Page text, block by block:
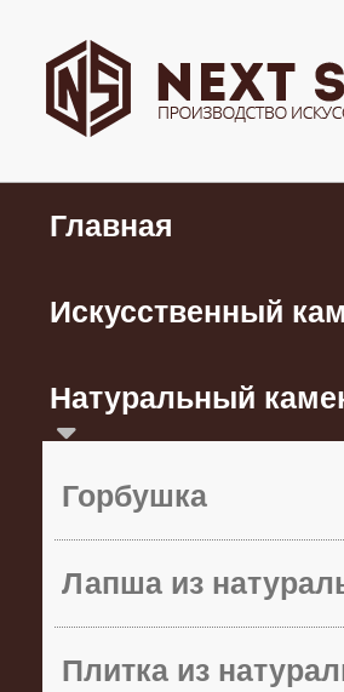
Главная
Искусственный
Натуральный
Горбушка
Лапша из
Плитка из